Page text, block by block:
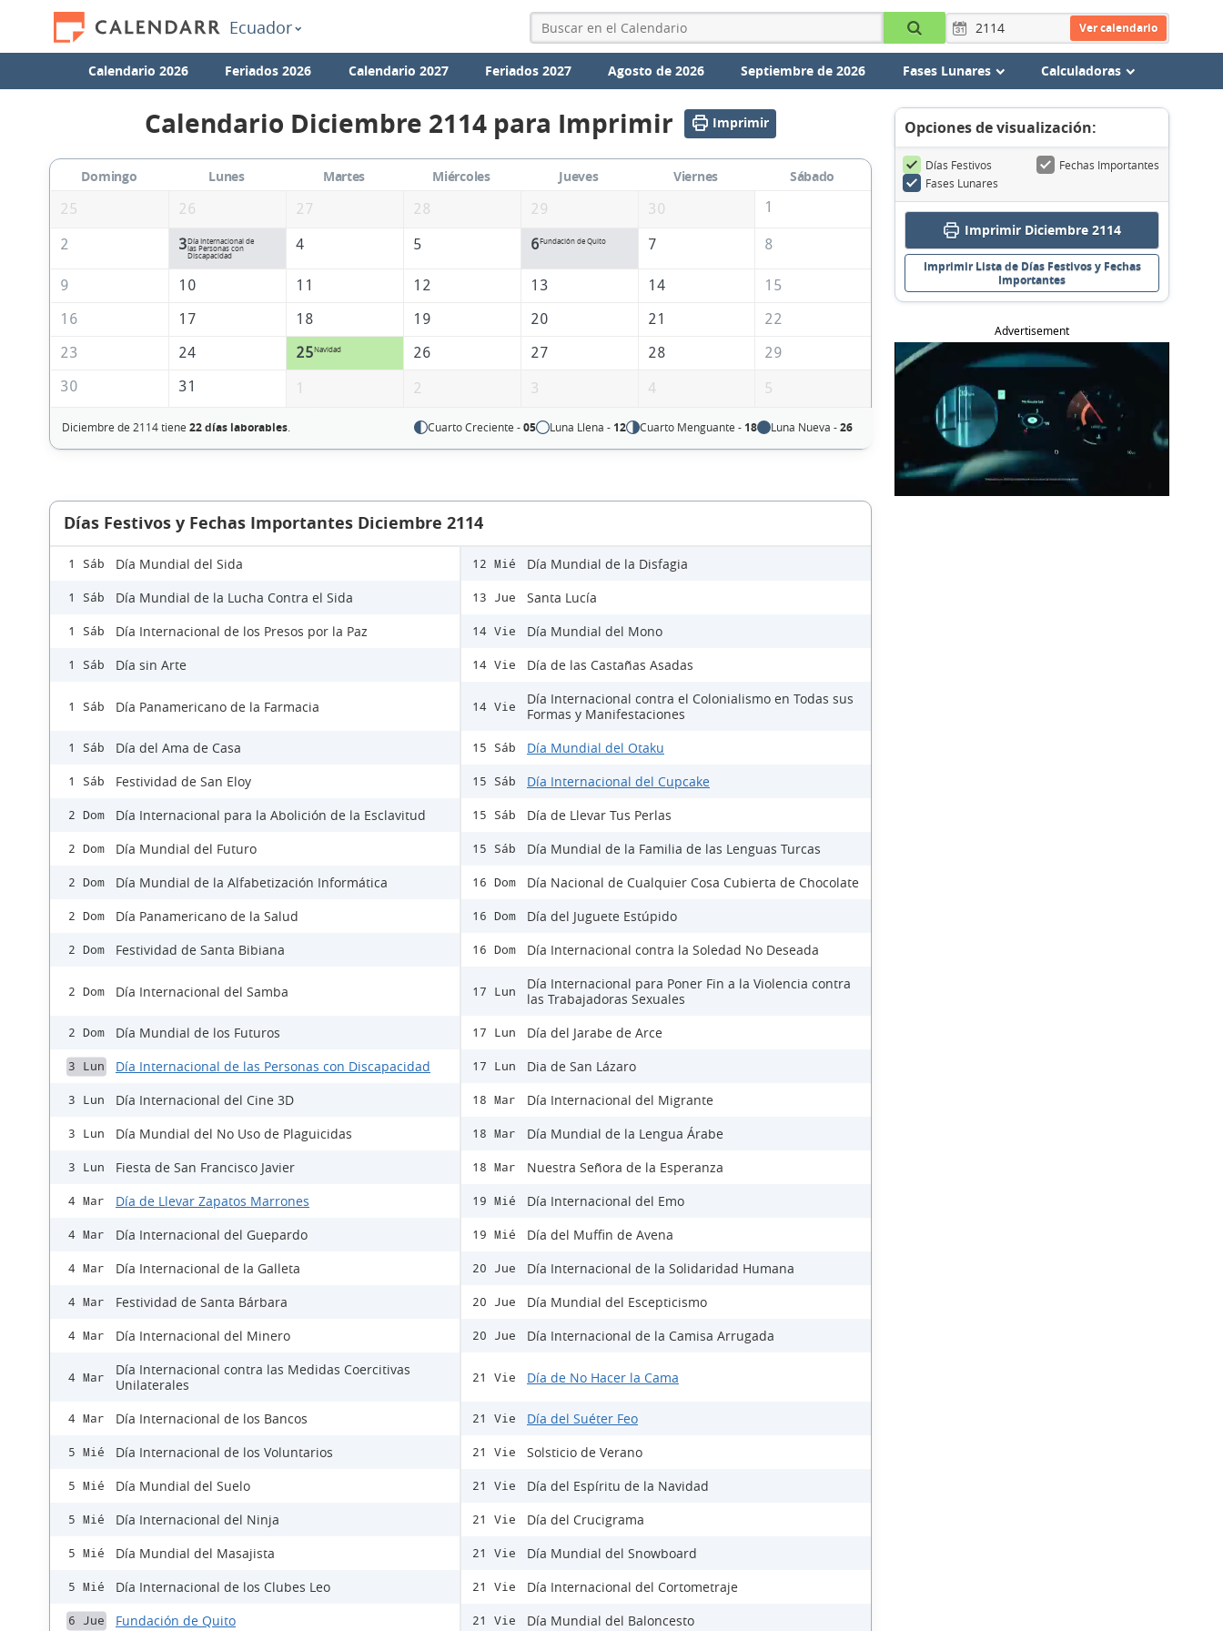
Ecuador Ver calendario
Calendario 2026 Feriados 2026 Calendario 2027 Feriados 2027 Agosto de 2026 Septiembre de 2026 Fases Lunares Calculadoras
Calendario Diciembre 2114 para Imprimir Imprimir
Domingo Lunes Martes Miércoles Jueves Viernes
Sábado
25
26 27 28 29 30 1
2 3Día Internacional de
las Personas con
Discapacidad
4 5 6Fundación de Quito 7 8
9 10 11 12 13 14
15
16
17 18 19 20 21
22
23
24 25Navidad 26 27 28
29
30
31 1 2 3 4 5
Diciembre de 2114 tiene 22 días laborables. Cuarto Creciente -05 Luna Llena - 12 Cuarto Menguante - 18 Luna Nueva -26
Días Festivos y Fechas Importantes Diciembre 2114
1 Sáb Día Mundial del Sida
1 Sáb Día Mundial de la Lucha Contra el Sida
1 Sáb Día Internacional de los Presos por la Paz
1 Sáb Día sin Arte
1 Sáb Día Panamericano de la Farmacia
1 Sáb Día del Ama de Casa
1 Sáb Festividad de San Eloy
2 Dom Día Internacional para la Abolición de la Esclavitud
2 Dom Día Mundial del Futuro
2 Dom Día Mundial de la Alfabetización Informática
2 Dom Día Panamericano de la Salud
2 Dom Festividad de Santa Bibiana
2 Dom Día Internacional del Samba
2 Dom Día Mundial de los Futuros
3 Lun Día Internacional de las Personas con Discapacidad
3 Lun Día Internacional del Cine 3D
3 Lun Día Mundial del No Uso de Plaguicidas
3 Lun Fiesta de San Francisco Javier
4 Mar Día de Llevar Zapatos Marrones
4 Mar Día Internacional del Guepardo
4 Mar Día Internacional de la Galleta
4 Mar Festividad de Santa Bárbara
4 Mar Día Internacional del Minero
4 Mar
Día Internacional contra las Medidas Coercitivas
Unilaterales
4 Mar Día Internacional de los Bancos
5 Mié Día Internacional de los Voluntarios
5 Mié Día Mundial del Suelo
5 Mié Día Internacional del Ninja
5 Mié Día Mundial del Masajista
5 Mié Día Internacional de los Clubes Leo
6 Jue Fundación de Quito
12 Mié Día Mundial de la Disfagia
13 Jue Santa Lucía
14 Vie Día Mundial del Mono
14 Vie Día de las Castañas Asadas
14 Vie
Día Internacional contra el Colonialismo en Todas sus
Formas y Manifestaciones
15 Sáb Día Mundial del Otaku
15 Sáb Día Internacional del Cupcake
15 Sáb Día de Llevar Tus Perlas
15 Sáb Día Mundial de la Familia de las Lenguas Turcas
16 Dom Día Nacional de Cualquier Cosa Cubierta de Chocolate
16 Dom Día del Juguete Estúpido
16 Dom Día Internacional contra la Soledad No Deseada
17 Lun
Día Internacional para Poner Fin a la Violencia contra
las Trabajadoras Sexuales
17 Lun Día del Jarabe de Arce
17 Lun Dia de San Lázaro
18 Mar Día Internacional del Migrante
18 Mar Día Mundial de la Lengua Árabe
18 Mar Nuestra Señora de la Esperanza
19 Mié Día Internacional del Emo
19 Mié Día del Muffin de Avena
20 Jue Día Internacional de la Solidaridad Humana
20 Jue Día Mundial del Escepticismo
20 Jue Día Internacional de la Camisa Arrugada
21 Vie Día de No Hacer la Cama
21 Vie Día del Suéter Feo
21 Vie Solsticio de Verano
21 Vie Día del Espíritu de la Navidad
21 Vie Día del Crucigrama
21 Vie Día Mundial del Snowboard
21 Vie Día Internacional del Cortometraje
21 Vie Día Mundial del Baloncesto
Opciones de visualización:
Días Festivos
Fechas Importantes
Fases Lunares
Imprimir Diciembre 2114
Imprimir Lista de Días Festivos y Fechas
Importantes
Advertisement